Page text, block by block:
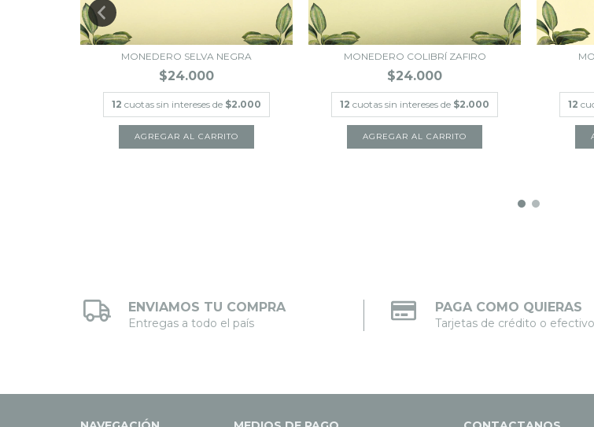
MONEDERO SELVA NEGRA
$24.000
12 cuotas sin intereses de $2.000
MONEDERO COLIBRÍ ZAFIRO
$24.000
12 cuotas sin intereses de $2.000 12
ENVIAMOS TU COMPRA
Entregas a todo el país
PAGA COMO QUIERAS
Tarjetas de crédito o efectivo